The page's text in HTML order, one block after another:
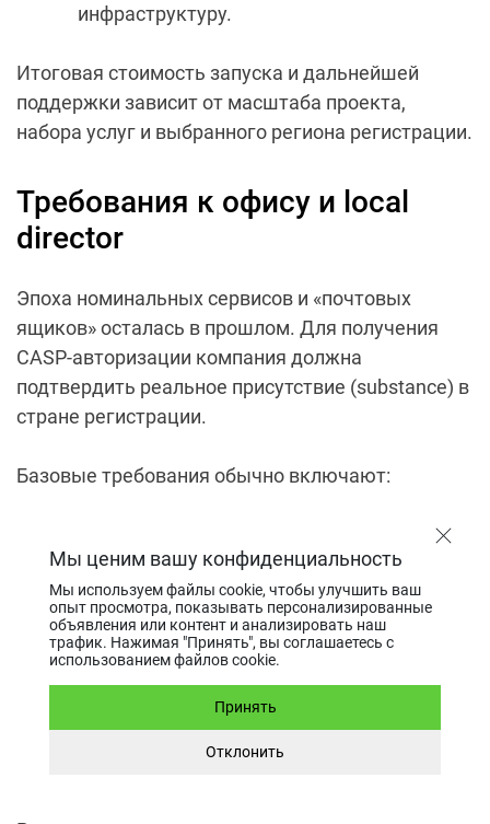
инфраструктуру.
Итоговая стоимость запуска и дальнейшей
поддержки зависит от масштаба проекта,
набора услуг и выбранного региона регистрации.
Требования к офису и local
director
Эпоха номинальных сервисов и «почтовых
ящиков» осталась в прошлом. Для получения
CASP-авторизации компания должна
подтвердить реальное присутствие (substance) в
стране регистрации.
Базовые требования обычно включают:
стандартам хранения и защиты данных;
local director с подтвержденным опытом и
безупречной деловой репутацией;
местного MLRO, постоянно
проживающего в юрисдикции;
IT-специалиста, отвечающего за
кибербезопасность и соответствие
Мы ценим вашу конфиденциальность
Мы используем файлы cookie, чтобы улучшить ваш
опыт просмотра, показывать персонализированные
объявления или контент и анализировать наш
трафик. Нажимая "Принять", вы соглашаетесь с
использованием файлов cookie.
Принять
Отклонить